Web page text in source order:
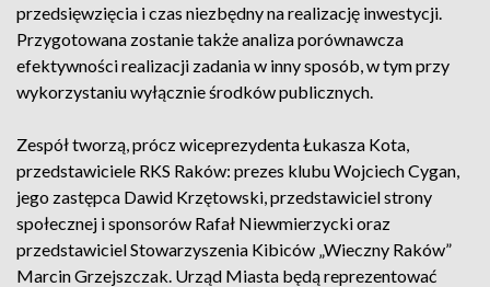
przedsięwzięcia i czas niezbędny na realizację inwestycji.
Przygotowana zostanie także analiza porównawcza
efektywności realizacji zadania w inny sposób, w tym przy
wykorzystaniu wyłącznie środków publicznych.
Zespół tworzą, prócz wiceprezydenta Łukasza Kota,
przedstawiciele RKS Raków: prezes klubu Wojciech Cygan,
jego zastępca Dawid Krzętowski, przedstawiciel strony
społecznej i sponsorów Rafał Niewmierzycki oraz
przedstawiciel Stowarzyszenia Kibiców „Wieczny Raków”
Marcin Grzejszczak. Urząd Miasta będą reprezentować